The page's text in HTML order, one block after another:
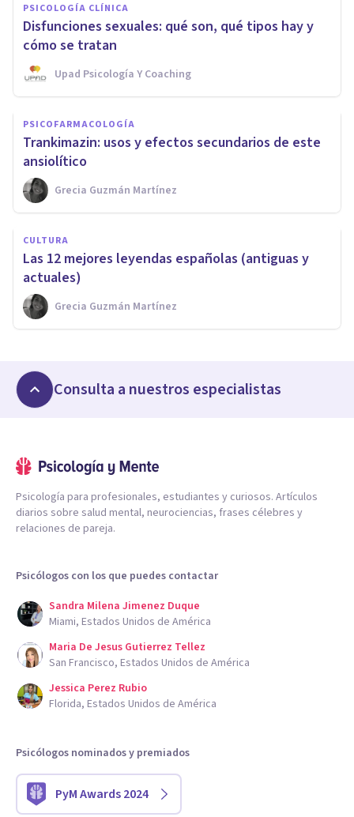
PSICOLOGÍA CLÍNICA
Disfunciones sexuales: qué son, qué tipos hay y
cómo se tratan
Upad Psicología Y Coaching
PSICOFARMACOLOGÍA
Trankimazin: usos y efectos secundarios de este
ansiolítico
Grecia Guzmán Martínez
CULTURA
Las 12 mejores leyendas españolas (antiguas y
actuales)
Grecia Guzmán Martínez
Consulta a nuestros especialistas
Psicología para profesionales, estudiantes y curiosos. Artículos
diarios sobre salud mental, neurociencias, frases célebres y
relaciones de pareja.
Psicólogos con los que puedes contactar
Sandra Milena Jimenez Duque
Miami, Estados Unidos de América
Maria De Jesus Gutierrez Tellez
San Francisco, Estados Unidos de América
Jessica Perez Rubio
Florida, Estados Unidos de América
Psicólogos nominados y premiados
PyM Awards 2024